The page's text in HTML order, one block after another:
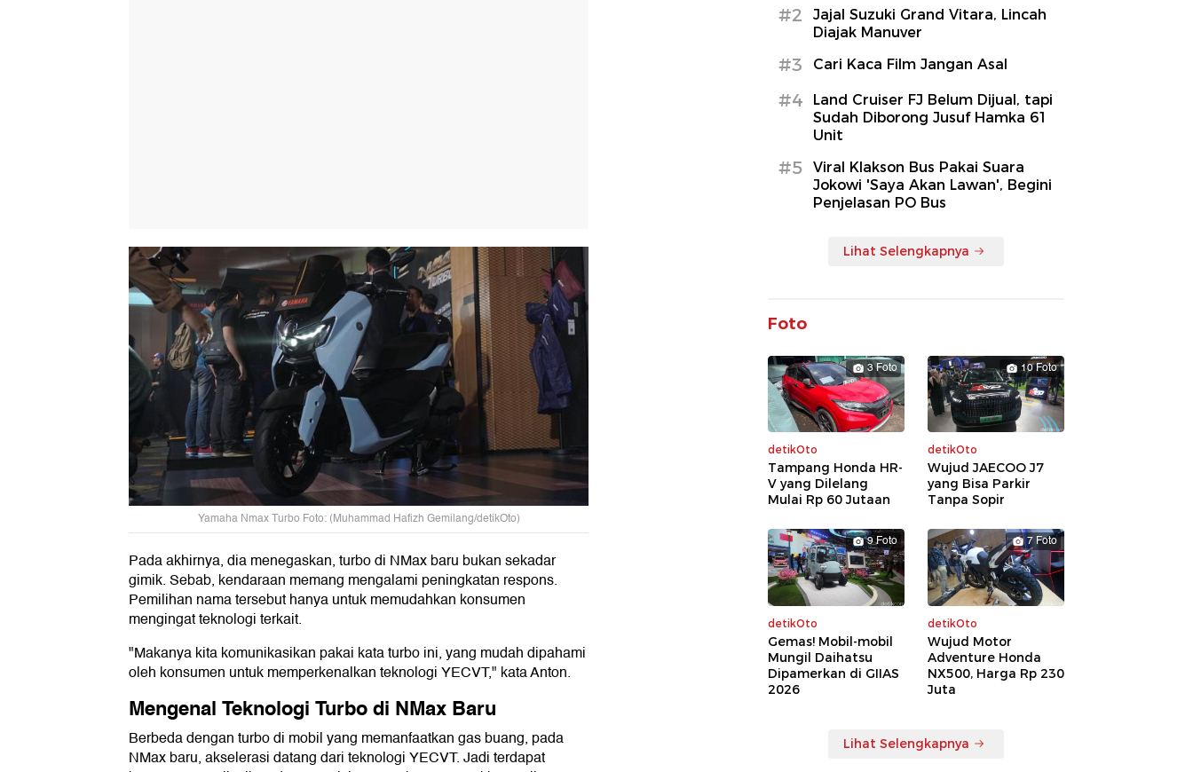
Yamaha Nmax Turbo Foto: (Muhammad Hafizh Gemilang/detikOto)
Pada akhirnya, dia menegaskan, turbo di NMax baru bukan sekadar
gimik. Sebab, kendaraan memang mengalami peningkatan respons.
Pemilihan nama tersebut hanya untuk memudahkan konsumen
mengingat teknologi terkait.
"Makanya kita komunikasikan pakai kata turbo ini, yang mudah dipahami
oleh konsumen untuk memperkenalkan teknologi YECVT," kata Anton.
Mengenal Teknologi Turbo di NMax Baru
Berbeda dengan turbo di mobil yang memanfaatkan gas buang, pada
NMax baru, akselerasi datang dari teknologi YECVT. Jadi terdapat
#2
Jajal Suzuki Grand Vitara, Lincah
Diajak Manuver
#3 Cari Kaca Film Jangan Asal
#4
Land Cruiser FJ Belum Dijual, tapi
Sudah Diborong Jusuf Hamka 61
Unit
#5
Viral Klakson Bus Pakai Suara
Jokowi 'Saya Akan Lawan', Begini
Penjelasan PO Bus
Lihat Selengkapnya
Foto
3 Foto
detikOto
Tampang Honda HR-
V yang Dilelang
Mulai Rp 60 Jutaan
10 Foto
detikOto
Wujud JAECOO J7
yang Bisa Parkir
Tanpa Sopir
9 Foto
detikOto
Gemas! Mobil-mobil
Mungil Daihatsu
Dipamerkan di GIIAS
2026
7 Foto
detikOto
Wujud Motor
Adventure Honda
NX500, Harga Rp 230
Juta
Lihat Selengkapnya